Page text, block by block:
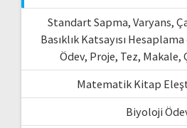
Standart Sapma, Varyans,
Basıklık Katsayısı
Ödev, Proje, Tez, Makale,
Matematik Kitap
Biyoloji